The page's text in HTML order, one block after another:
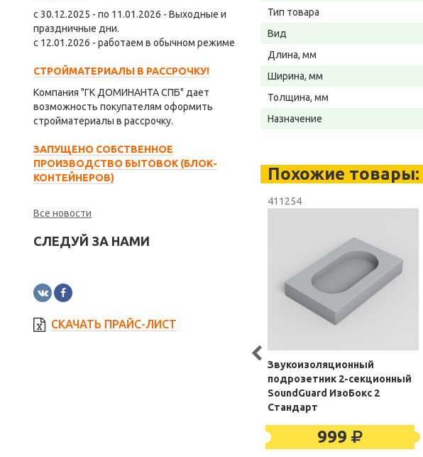
с 30.12.2025 - по 11.01.2026 - Выходные и
праздничные дни.
с 12.01.2026 - работаем в обычном режиме
СТРОЙМАТЕРИАЛЫ В РАССРОЧКУ!
Компания "ГК ДОМИНАНТА СПБ" дает
возможность покупателям оформить
стройматериалы в рассрочку.
ЗАПУЩЕНО СОБСТВЕННОЕ
ПРОИЗВОДСТВО БЫТОВОК (БЛОК-
КОНТЕЙНЕРОВ)
Все новости
СЛЕДУЙ ЗА НАМИ
СКАЧАТЬ ПРАЙС-ЛИСТ
Тип товара
Вид
Длина, мм
Ширина, мм
Толщина, мм
Назначение
Похожие товары:
411254
Звукоизоляционный
подрозетник 2-секционный
SoundGuard ИзоБокс 2
Стандарт
999